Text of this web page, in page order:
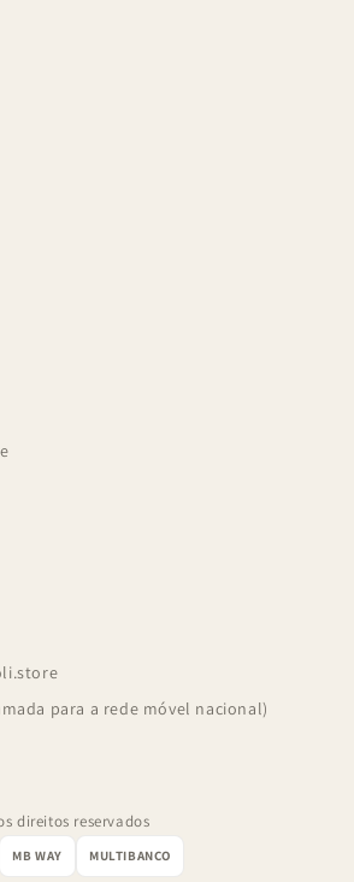
para a rede móvel nacional)
direitos reservados
MB WAY MULTIBANCO